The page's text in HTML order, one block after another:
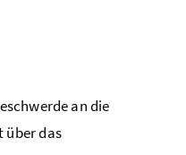
an die
über das